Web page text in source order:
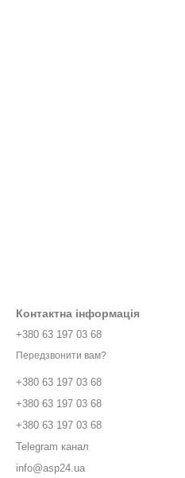
Контактна інформація
+380 63 197 03 68
Передзвонити вам?
+380 63 197 03 68
+380 63 197 03 68
+380 63 197 03 68
Telegram канал
info@asp24.ua